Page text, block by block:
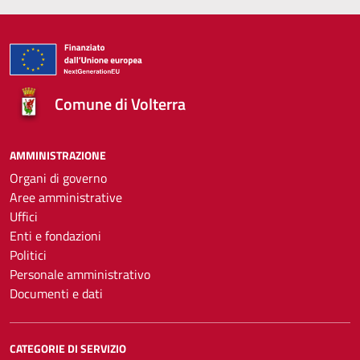
Comune di Volterra
AMMINISTRAZIONE
Organi di governo
Aree amministrative
Uffici
Enti e fondazioni
Politici
Personale amministrativo
Documenti e dati
CATEGORIE DI SERVIZIO